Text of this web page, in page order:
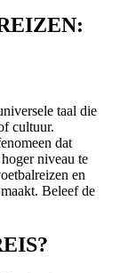
taal die
cultuur.
dat
niveau te
en
Beleef de